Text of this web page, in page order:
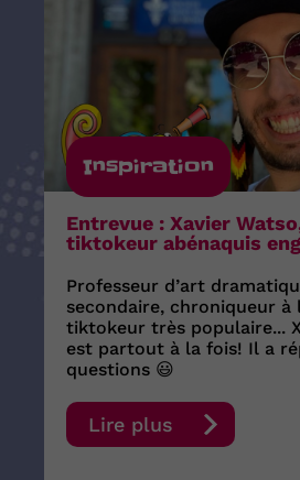
Inspiration
Entrevue : Xavier
tiktokeur abénaquis
Professeur d’art
secondaire, chroniqueur à
tiktokeur très populaire...
est partout à la fois! Il a
questions 😃
Lire plus